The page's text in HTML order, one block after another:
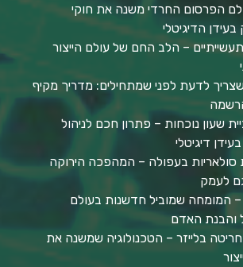
הפרסום החרדי משנה את חוקי
הדיגיטלי
– הלב החם של עולם הייצור
לדעת לפני שמתחילים: מדריך מקיף
שעון נוכחות – פתרון חכם לניהול
דיגיטלי
סולאריות בעפולה – המהפכה הירוקה
לעמק
– המומחה שמוביל חדשנות בעולם
והבנת האדם
בלייזר – הטכנולוגיה שמשנה את